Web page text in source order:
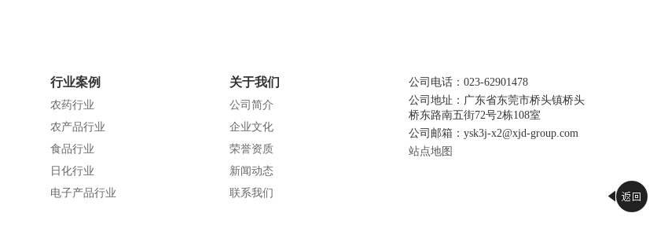
服装行业 农药行业 兽药疫苗行业
行业案例
农药行业
农产品行业
食品行业
日化行业
电子产品行业
关于我们
公司简介
企业文化
荣誉资质
新闻动态
联系我们
公司电话：023-62901478
公司地址：广东省东莞市桥头镇桥头
桥东路南五街72号2栋108室
公司邮箱：ysk3j-x2@xjd-group.com
站点地图